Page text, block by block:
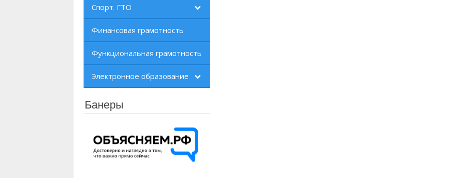
Спорт. ГТО
Финансовая грамотность
Функциональная грамотность
Электронное образование
Банеры